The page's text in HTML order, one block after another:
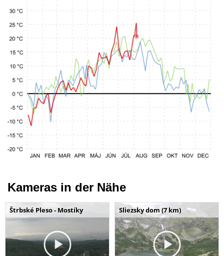
Kameras in der Nähe
Štrbské Pleso - Mostíky Sliezsky dom (7 km)